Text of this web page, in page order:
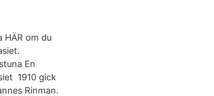
HÄR om du
En
1910 gick
Rinman.